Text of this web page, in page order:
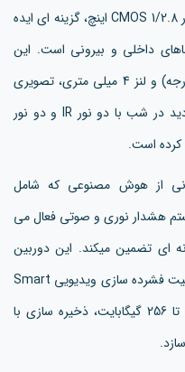
5 مگاپیکسلی با سنسور CMOS 1/2.8 اینچ، گزینه ای ایده
داخلی و بیرونی است. این
دوربین با زاویه دید وسیع (افقی 80.4 درجه) و لنز 4 میلی متری، تصویری
شفاف و گسترده ارائه می دهد. قابلیت دید در شب با دو نور IR و دو نور
کرده است.
از هوش مصنوعی که شامل
هشدار نوری و صوتی فعال می
ای تضمین میکند. این دوربین
مداربسته با کیفیت داهوا با استفاده از قابلیت فشرده سازی ویدیویی Smart
H.265+ و پشتیبانی از حافظه MicroSD تا 256 گیگابایت، ذخیره سازی با